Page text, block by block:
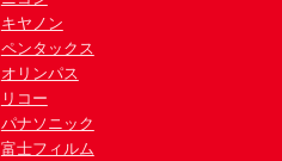
キヤノン
ペンタックス
オリンパス
リコー
パナソニック
富士フィルム